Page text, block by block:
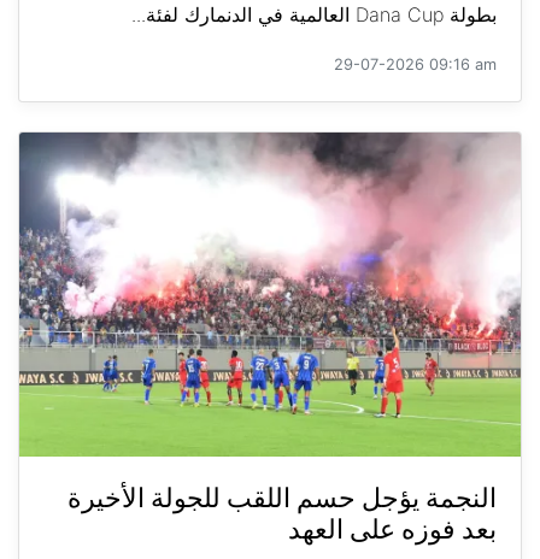
بطولة Dana Cup العالمية في الدنمارك لفئة...
29-07-2026 09:16 am
النجمة يؤجل حسم اللقب للجولة الأخيرة
بعد فوزه على العهد